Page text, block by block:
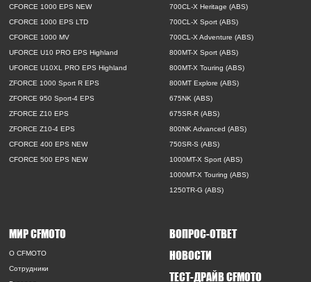
CFORCE 1000 EPS NEW
CFORCE 1000 EPS LTD
CFORCE 1000 MV
UFORCE U10 PRO EPS Highland
UFORCE U10XL PRO EPS Highland
ZFORCE 1000 Sport R EPS
ZFORCE 950 Sport-4 EPS
ZFORCE Z10 EPS
ZFORCE Z10-4 EPS
CFORCE 400 EPS NEW
CFORCE 500 EPS NEW
700CL-X Heritage (ABS)
700CL-X Sport (ABS)
700CL-X Adventure (ABS)
800MT-X Sport (ABS)
800MT-X Touring (ABS)
800MT Explore (ABS)
675NK (ABS)
675SR-R (ABS)
800NK Advanced (ABS)
750SR-S (ABS)
1000MT-X Sport (ABS)
1000MT-X Touring (ABS)
1250TR-G (ABS)
МИР CFMOTO
O CFMOTO
Сотрудники
ВОПРОС-ОТВЕТ
НОВОСТИ
ТЕСТ-ДРАЙВ CFMOTO